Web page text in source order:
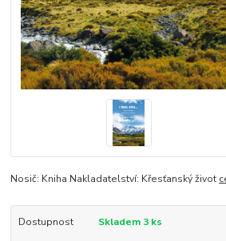
Nosič: Kniha Nakladatelství: Křesťanský život
Dostupnost Skladem 3 ks